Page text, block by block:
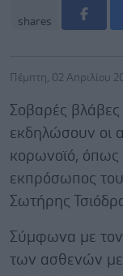
shares
Πέμπτη, 02 Απριλίου
Σοβαρές βλάβες
εκδηλώσουν οι
κορωνοϊό,
εκπρόσωπος
Σωτήρης
Σύμφωνα με
των ασθενών